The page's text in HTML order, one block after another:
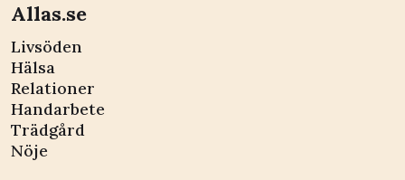
Allas.se
Livsöden
Hälsa
Relationer
Handarbete
Trädgård
Nöje